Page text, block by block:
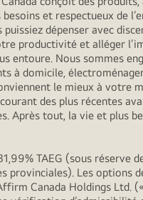
et respectueux de
puissiez dépenser avec
productivité et alléger
entoure. Nous sommes
à domicile,
le mieux à votre
des plus récentes
Après tout, la vie et plus
TAEG (sous réserve
provinciales). Les options
Canada Holdings Ltd.